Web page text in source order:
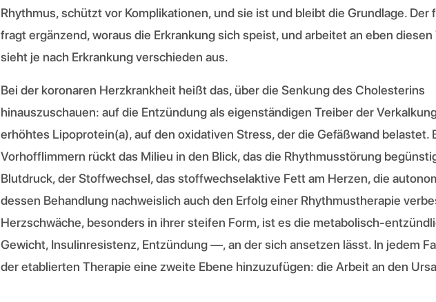
Rhythmus, schützt vor Komplikationen, und sie ist und bleibt die Grundlage. Der
fragt ergänzend, woraus die Erkrankung sich speist, und arbeitet an eben diesen
sieht je nach Erkrankung verschieden aus.
Bei der koronaren Herzkrankheit heißt das, über die Senkung des Cholesterins
hinauszuschauen: auf die Entzündung als eigenständigen Treiber der
erhöhtes Lipoprotein(a), auf den oxidativen Stress, der die Gefäßwand belastet.
Vorhofflimmern rückt das Milieu in den Blick, das die Rhythmusstörung
Blutdruck, der Stoffwechsel, das stoffwechselaktive Fett am Herzen, die
dessen Behandlung nachweislich auch den Erfolg einer Rhythmustherapie
Herzschwäche, besonders in ihrer steifen Form, ist es die metabolisch-
Gewicht, Insulinresistenz, Entzündung —, an der sich ansetzen lässt. In jedem
der etablierten Therapie eine zweite Ebene hinzuzufügen: die Arbeit an den